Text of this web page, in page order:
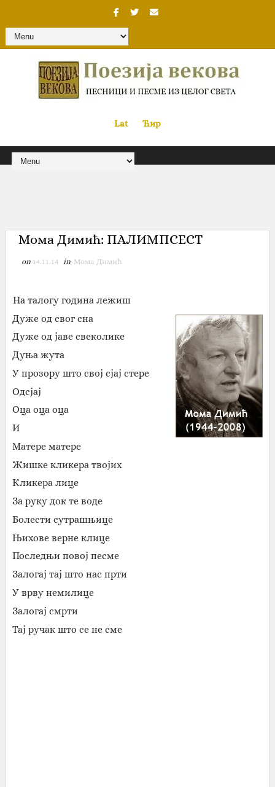
Lat« Ћир
Мома Димић: ПАЛИМПСЕСТ
on 14.11.14 in Мома Димић
На талогу година лежиш
Дуже од свог сна
Дуже од јаве свеколике
Дуња жута
У прозору што свој сјај стере
Одсјај
Оца оца оца
И
Матере матере
Жишке кликера твојих
Кликера лице
За руку док те воде
Болести сутрашњице
Њихове верне клице
Последњи повој песме
Залогај тај што нас прти
У врву немилице
Залогај смрти
Тај ручак што се не сме